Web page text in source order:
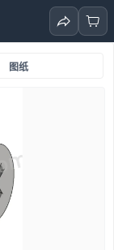
图纸